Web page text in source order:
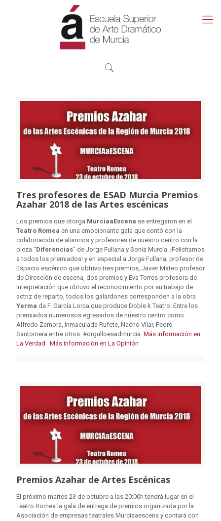
Tres profesores de ESAD Murcia Premios
Azahar 2018 de las Artes escénicas
Los premios que otorga MurciaaEscena se entregaron en el
Teatro Romea en una emocionante gala que contó con la
colaboración de alumnos y profesores de nuestro centro con la
pieza "Diferencias" de Jorge Fullana y Sonia Murcia. ¡Felicitamos
a todos los premiados! y en especial a Jorge Fullana, profesor de
Espacio escénico que obtuvo tres premios, Javier Mateo profesor
de Dirección de escena, dos premios y Eva Torres profesora de
Interpretación que obtuvo el reconocimiento por su trabajo de
actriz de reparto, todos los galardones corresponden a la obra
Yerma de F. García Lorca que produce Doble k Teatro. Entre los
premiados numerosos egresados de nuestro centro como
Alfredo Zamora, Inmaculada Rufete, Nacho Vilar, Pedro
Santomera entre otros. #orgulloesadmurcia. Más información en
La Verdad
Más información en La Opinión
Premios Azahar de Artes Escénicas
El próximo martes 23 de octubre a las 20:00h tendrá lugar en el
Teatro Romea la gala de entrega de premios organizada por la
Asociación de empresas teatrales Murciaaescena y contará con